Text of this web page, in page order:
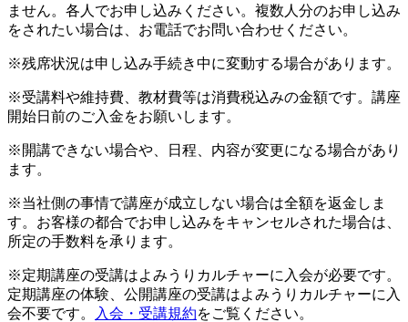
ません。各人でお申し込みください。複数人分のお申し込み
をされたい場合は、お電話でお問い合わせください。
※残席状況は申し込み手続き中に変動する場合があります。
※受講料や維持費、教材費等は消費税込みの金額です。講座
開始日前のご入金をお願いします。
※開講できない場合や、日程、内容が変更になる場合があり
ます。
※当社側の事情で講座が成立しない場合は全額を返金しま
す。お客様の都合でお申し込みをキャンセルされた場合は、
所定の手数料を承ります。
※定期講座の受講はよみうりカルチャーに入会が必要です。
定期講座の体験、公開講座の受講はよみうりカルチャーに入
会不要です。
入会・受講規約をご覧ください。